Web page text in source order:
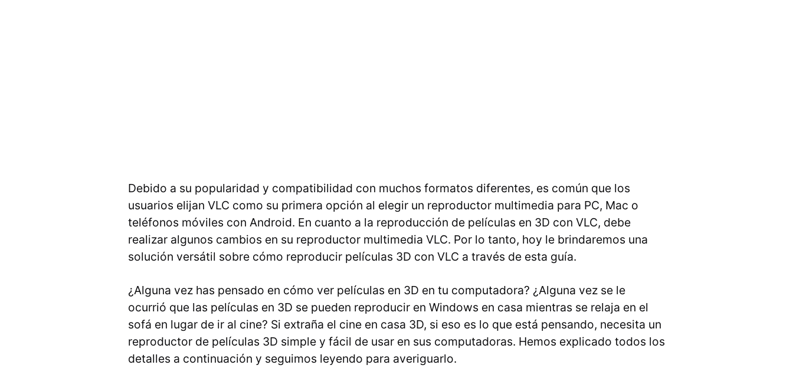
Debido a su popularidad y compatibilidad con muchos formatos diferentes, es común que los
usuarios elijan VLC como su primera opción al elegir un reproductor multimedia para PC, Mac o
teléfonos móviles con Android. En cuanto a la reproducción de películas en 3D con VLC, debe
realizar algunos cambios en su reproductor multimedia VLC. Por lo tanto, hoy le brindaremos una
solución versátil sobre cómo reproducir películas 3D con VLC a través de esta guía.
¿Alguna vez has pensado en cómo ver películas en 3D en tu computadora? ¿Alguna vez se le
ocurrió que las películas en 3D se pueden reproducir en Windows en casa mientras se relaja en el
sofá en lugar de ir al cine? Si extraña el cine en casa 3D, si eso es lo que está pensando, necesita un
reproductor de películas 3D simple y fácil de usar en sus computadoras. Hemos explicado todos los
detalles a continuación y seguimos leyendo para averiguarlo.